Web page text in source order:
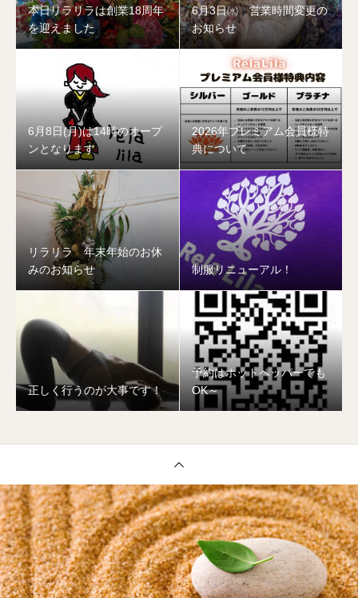
本日リラリラは創業18周年
を迎えました
6月3日㈬ 営業時間変更の
お知らせ
6月8日(月)は14時のオープ
ンとなります
2026年プレミアム会員様特
典について
リラリラ 年末年始のお休
みのお知らせ
制服リニューアル！
正しく行うのが大事です！
予約はホットペッパーでも
OK～